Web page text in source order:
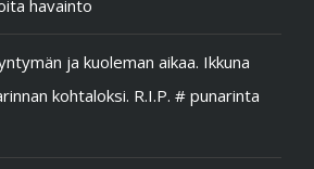
havainto
ja kuoleman aikaa. Ikkuna
kohtaloksi. R.I.P. # punarinta